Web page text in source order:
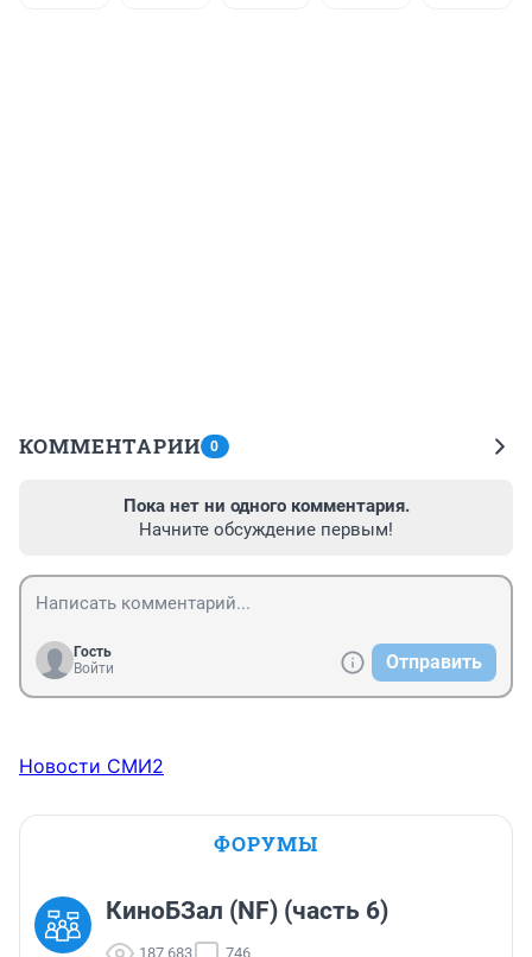
КОММЕНТАРИИ 0
Пока нет ни одного комментария.
Начните обсуждение первым!
Гость
Войти
Отправить
Новости СМИ2
ФОРУМЫ
КиноБЗал (NF) (часть 6)
187 683 746